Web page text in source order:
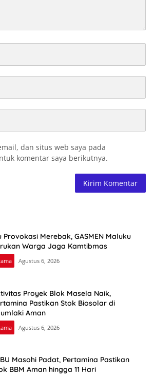
dan situs web saya pada
komentar saya berikutnya.
Provokasi Merebak, GASMEN Maluku
Warga Jaga Kamtibmas
Agustus 6, 2026
Proyek Blok Masela Naik,
Pastikan Stok Biosolar di
Aman
Agustus 6, 2026
Masohi Padat, Pertamina Pastikan
BBM Aman hingga 11 Hari